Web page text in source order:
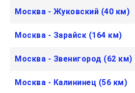
Москва - Жуковский (40 км)
Москва - Зарайск (164 км)
Москва - Звенигород (62 км)
Москва - Калининец (56 км)